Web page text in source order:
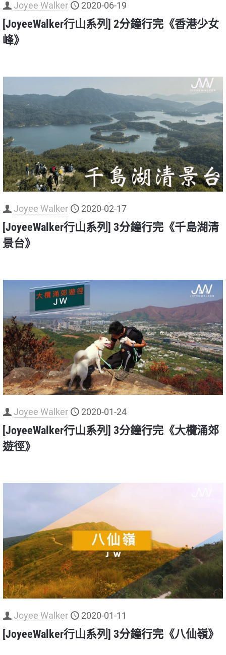
Joyee Walker 2020-06-19
[JoyeeWalker行山系列] 2分鐘行完《香港少女
峰》
Joyee Walker 2020-02-17
[JoyeeWalker行山系列] 3分鐘行完《千島湖清
景台》
Joyee Walker 2020-01-24
[JoyeeWalker行山系列] 3分鐘行完《大欖涌郊
遊徑》
Joyee Walker 2020-01-11
[JoyeeWalker行山系列] 3分鐘行完《八仙嶺》